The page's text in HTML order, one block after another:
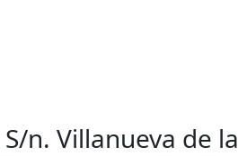
n. Villanueva de la